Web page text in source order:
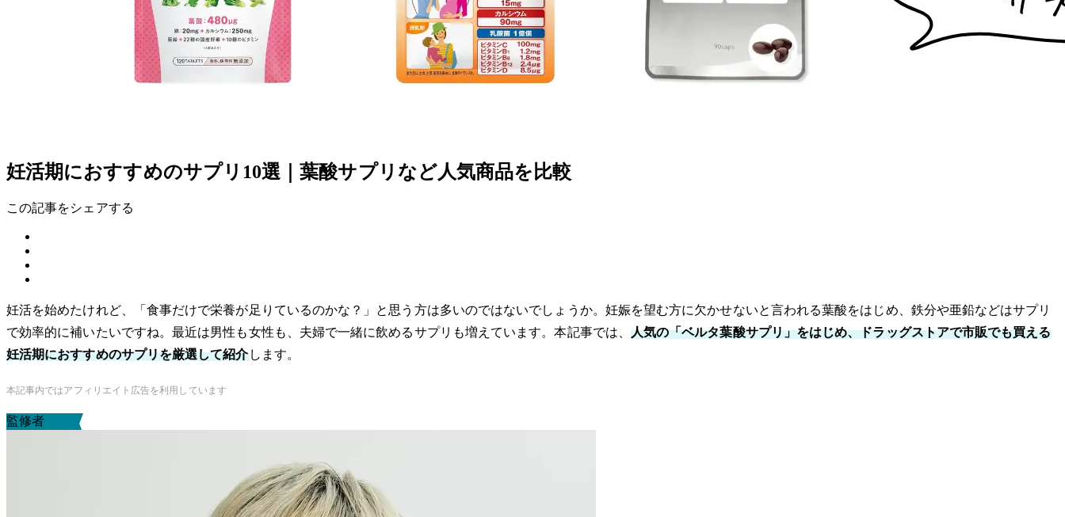
妊活期におすすめのサプリ10選｜葉酸サプリなど人気商品を比較
この記事をシェアする
妊活を始めたけれど、「食事だけで栄養が足りているのかな？」と思う方は多いのではないでしょうか。妊娠を望む方に欠かせないと言われる葉酸をはじめ、鉄分や亜鉛などはサプリ
で効率的に補いたいですね。最近は男性も女性も、夫婦で一緒に飲めるサプリも増えています。本記事では、 人気の「ベルタ葉酸サプリ」をはじめ、ドラッグストアで市販でも買える
妊活期におすすめのサプリを厳選して紹介します。
本記事内ではアフィリエイト広告を利用しています
監修者